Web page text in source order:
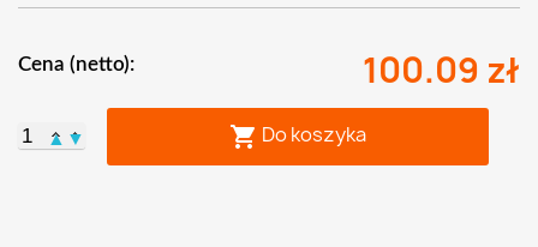
Cena (netto): 100.09 zł
▲ ▼  Do koszyka